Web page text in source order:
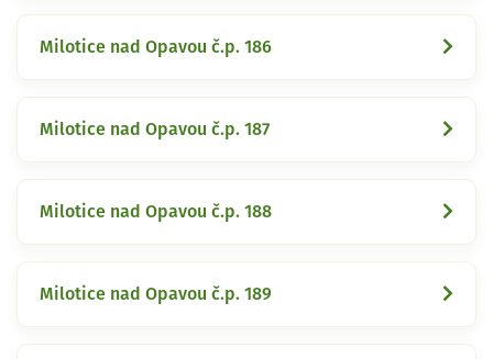
Milotice nad Opavou č.p. 186
Milotice nad Opavou č.p. 187
Milotice nad Opavou č.p. 188
Milotice nad Opavou č.p. 189